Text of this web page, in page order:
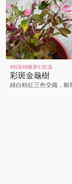
#粉彩蝴蝶夢幻彩葉
彩斑金龜樹
綠白粉紅三色交織，耐